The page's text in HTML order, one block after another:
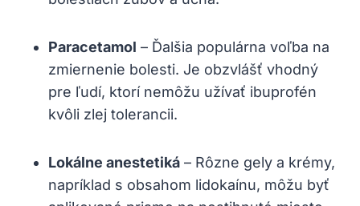
Paracetamol – Ďalšia populárna voľba na
zmiernenie bolesti. Je obzvlášť vhodný
pre ľudí, ktorí nemôžu užívať ibuprofén
kvôli zlej tolerancii.
Lokálne anestetiká – Rôzne gely a krémy,
napríklad s obsahom lidokaínu, môžu byť